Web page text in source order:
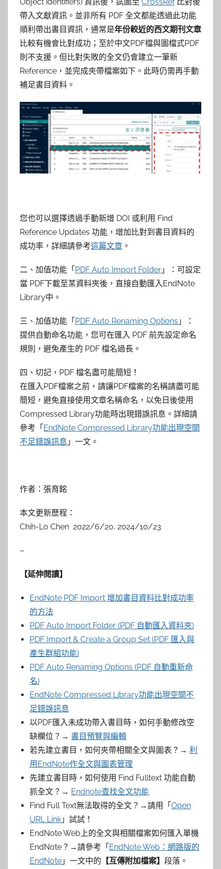
帶入文獻資訊。並非所有 PDF 全文都能透過此功能
順利帶出書目資訊，通常是年份較近的西文期刊文章
比較有機會比對成功；至於中文PDF檔與圖檔式PDF
則不支援。但比對失敗的全文仍會建立一筆新
Reference，並完成夾帶檔案如下。此時仍需再手動
補足書目資料。
您也可以選擇透過手動新增 DOI 或利用 Find
Reference Updates 功能，增加比對到書目資料的
成功率，詳細請參考這篇文章 。
二、加值功能「 PDF Auto Import Folder 」：可設定
當 PDF下載至某資料夾後，直接自動匯入EndNote
Library中。
三、加值功能「 PDF Auto Renaming Options 」：
提供自動命名功能，您可在匯入 PDF 前先設定命名
規則，避免產生的 PDF 檔名過長。
四、切記，PDF 檔名盡可能簡短！
在匯入PDF檔案之前，請讓PDF檔案的名稱請盡可能
簡短，避免直接使用文章名稱命名，以免日後使用
Compressed Library功能時出現錯誤訊息。詳細請
參考「 EndNote Compressed Library功能出現空間
不足錯誤訊息 」一文。
作者：張育銘
本文更新歷程：
Chih-Lo Chen 2022/6/20, 2024/10/23
–
【延伸閱讀】
EndNote PDF Import 增加書目資料比對成功率
的方法
PDF Auto Import Folder (PDF 自動匯入資料夾)
PDF Import & Create a Group Set (PDF 匯入與
產生群組功能)
PDF Auto Renaming Options (PDF 自動重新命
名)
EndNote Compressed Library功能出現空間不
足錯誤訊息
以PDF匯入未成功帶入書目時，如何手動修改空
缺欄位？→ 書目預覽與編輯
若先建立書目，如何夾帶相關全文與圖表？→ 利
用EndNote作全文與圖表管理
先建立書目時，如何使用 Find Fulltext 功能自動
抓全文？→ Endnote查找全文功能
Find Full Text無法取得的全文？→請用「 Open
URL Link 」試試！
EndNote Web上的全文與相關檔案如何匯入單機
EndNote？→請參考「 EndNote Web：網路版的
EndNote 」一文中的 【互傳附加檔案】 段落。